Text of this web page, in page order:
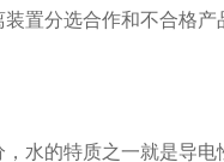
装置分选合作和不合格产
水的特质之一就是导电